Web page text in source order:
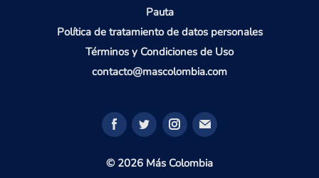
Pauta
Política de tratamiento de datos personales
Términos y Condiciones de Uso
contacto@mascolombia.com
© 2026 Más Colombia